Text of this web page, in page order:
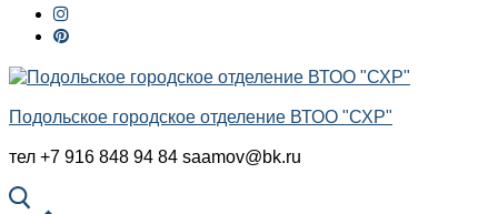
Подольское городское отделение ВТОО "СХР"
тел +7 916 848 94 84 saamov@bk.ru